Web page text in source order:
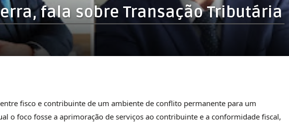
fala sobre Transação Tributária
fisco e contribuinte de um ambiente de conflito permanente para um
o foco fosse a aprimoração de serviços ao contribuinte e a conformidade fiscal,